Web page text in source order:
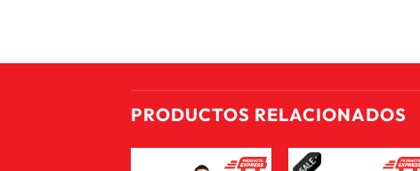
PRODUCTOS RELACIONADOS